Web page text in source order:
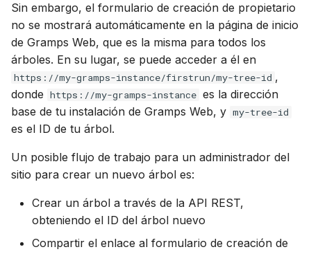
Sin embargo, el formulario de creación de propietario
no se mostrará automáticamente en la página de inicio
de Gramps Web, que es la misma para todos los
árboles. En su lugar, se puede acceder a él en
https://my-gramps-instance/firstrun/my-tree-id ,
donde https://my-gramps-instance es la dirección
base de tu instalación de Gramps Web, y my-tree-id
es el ID de tu árbol.
Un posible flujo de trabajo para un administrador del
sitio para crear un nuevo árbol es:
Crear un árbol a través de la API REST,
obteniendo el ID del árbol nuevo
Compartir el enlace al formulario de creación de